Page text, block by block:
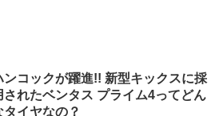
ンコックが躍進!! 新型キックスに採
されたベンタス プライム4ってどん
タイヤなの？